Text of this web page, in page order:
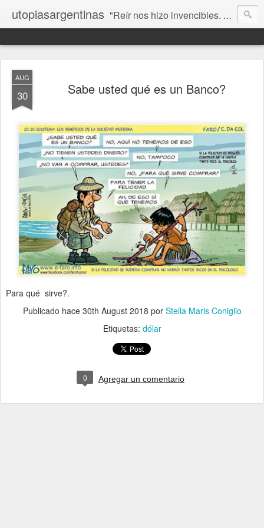
utopiasargentinas "Reír nos hizo invencibles. No como los que siempre ganan, sino como aquellos que no se rinden”. Frida Kahlo
AUG
30 Sabe usted qué es un Banco?
Para qué sirve?.
Publicado hace 30th August 2018 por Stella Maris Coniglio
Etiquetas: dólar
0 Agregar un comentario